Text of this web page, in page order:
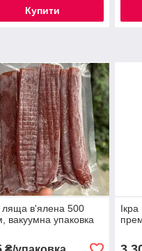
Купити
ляща в'ялена 500
вакуумна упаковка